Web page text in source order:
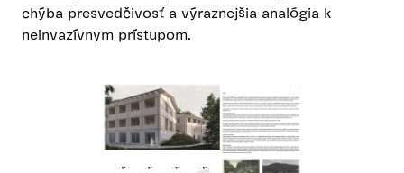
chýba presvedčivosť a výraznejšia analógia k
neinvazívnym prístupom.